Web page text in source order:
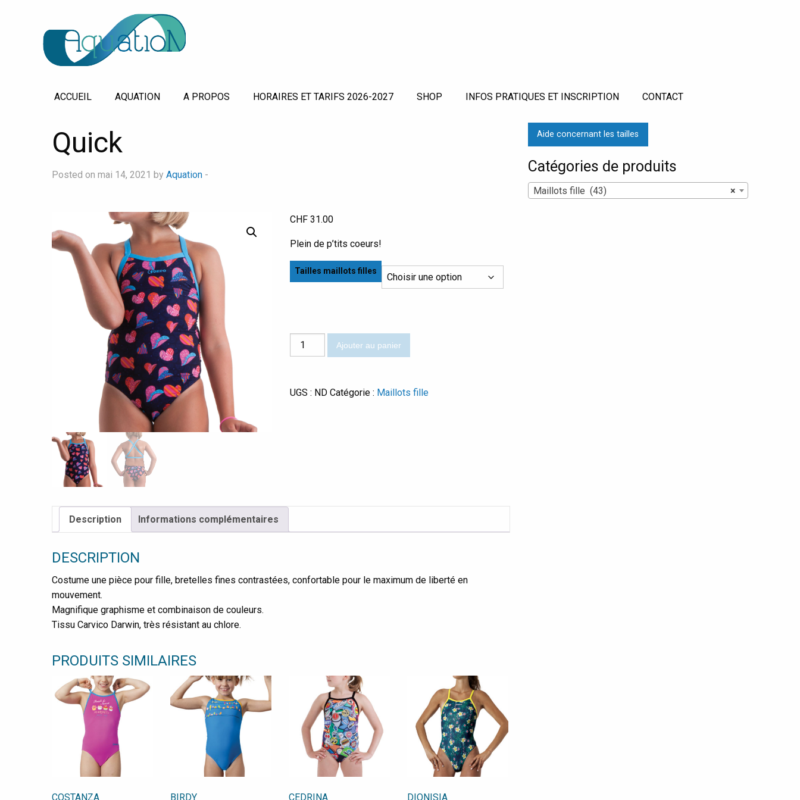
ACCUEIL AQUATION A PROPOS HORAIRES ET TARIFS 2026-2027 SHOP INFOS PRATIQUES ET INSCRIPTION CONTACT
Quick
Posted on mai 14, 2021 by Aquation -
CHF 31.00
Plein de p’tits coeurs!
Tailles maillots filles
quantité
de
Ajouter au panier
UGS : ND Catégorie : Maillots fille
Description Informations complémentaires
DESCRIPTION
Costume une pièce pour fille, bretelles fines contrastées, confortable pour le maximum de liberté en
mouvement.
Magnifique graphisme et combinaison de couleurs.
Tissu Carvico Darwin, très résistant au chlore.
PRODUITS SIMILAIRES
COSTANZA BIRDY CEDRINA DIONISIA
Aide concernant les tailles
Catégories de produits
×
Maillots fille (43)